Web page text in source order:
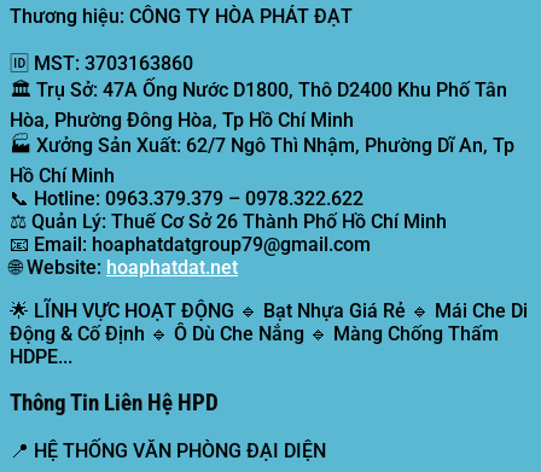
Thương hiệu: CÔNG TY HÒA PHÁT ĐẠT
🆔 MST: 3703163860
🏛️ Trụ Sở: 47A Ống Nước D1800, Thô D2400 Khu Phố Tân
Hòa, Phường Đông Hòa, Tp Hồ Chí Minh
🏭 Xưởng Sản Xuất: 62/7 Ngô Thì Nhậm, Phường Dĩ An, Tp
Hồ Chí Minh
📞 Hotline: 0963.379.379 – 0978.322.622
⚖️ Quản Lý: Thuế Cơ Sở 26 Thành Phố Hồ Chí Minh
📧 Email: hoaphatdatgroup79@gmail.com
🌐Website: hoaphatdat.net
🌟 LĨNH VỰC HOẠT ĐỘNG 🔹 Bạt Nhựa Giá Rẻ 🔹 Mái Che Di
Động & Cố Định 🔹 Ô Dù Che Nắng 🔹 Màng Chống Thấm
HDPE...
Thông Tin Liên Hệ HPD
📍 HỆ THỐNG VĂN PHÒNG ĐẠI DIỆN